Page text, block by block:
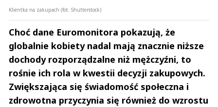
Klientka na zakupach (fot. Shutterstock)
Choć dane Euromonitora pokazują, że
globalnie kobiety nadal mają znacznie niższe
dochody rozporządzalne niż mężczyźni, to
rośnie ich rola w kwestii decyzji zakupowych.
Zwiększająca się świadomość społeczna i
zdrowotna przyczynia się również do wzrostu